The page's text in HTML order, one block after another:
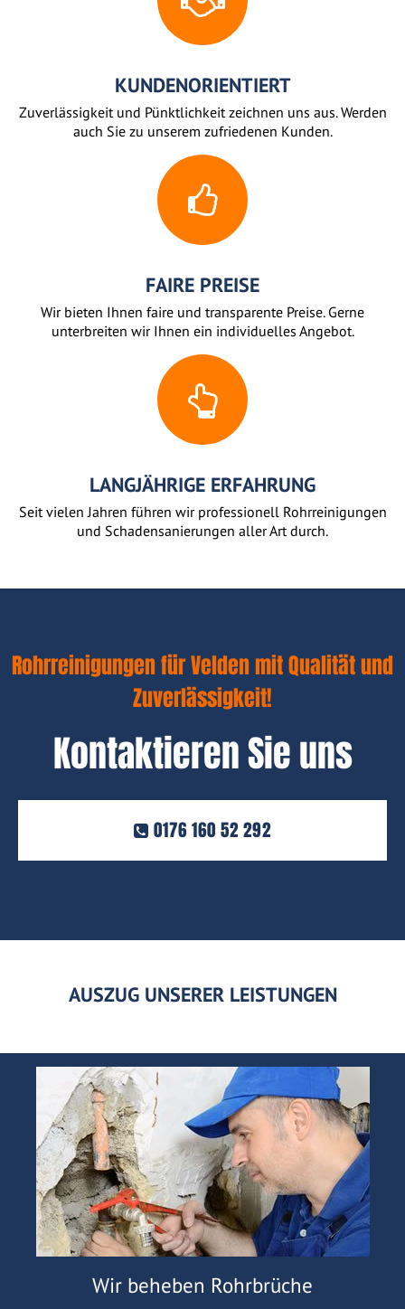
KUNDENORIENTIERT
Zuverlässigkeit und Pünktlichkeit zeichnen uns aus. Werden
auch Sie zu unserem zufriedenen Kunden.
FAIRE PREISE
Wir bieten Ihnen faire und transparente Preise. Gerne
unterbreiten wir Ihnen ein individuelles Angebot.
LANGJÄHRIGE ERFAHRUNG
Seit vielen Jahren führen wir professionell Rohrreinigungen
und Schadensanierungen aller Art durch.
Rohrreinigungen für Velden mit Qualität und
Zuverlässigkeit!
Kontaktieren Sie uns
0176 160 52 292
AUSZUG UNSERER LEISTUNGEN
Wir beheben Rohrbrüche